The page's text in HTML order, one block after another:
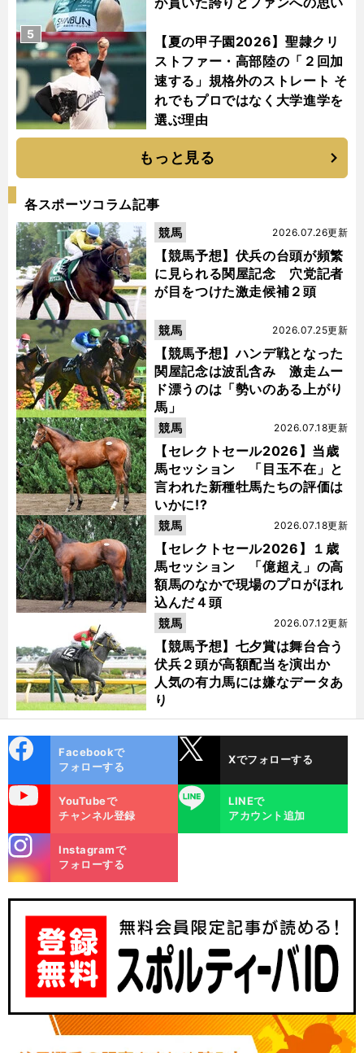
【夏の甲子園2026】聖隷クリ
ストファー・高部陸の「２回加
速する」規格外のストレート そ
れでもプロではなく大学進学を
選ぶ理由
5
もっと見る
各スポーツコラム記事
【競馬予想】伏兵の台頭が頻繁
に見られる関屋記念 穴党記者
が目をつけた激走候補２頭
2026.07.26更新
競馬
【競馬予想】ハンデ戦となった
関屋記念は波乱含み 激走ムー
ド漂うのは「勢いのある上がり
馬」
2026.07.25更新
競馬
【セレクトセール2026】当歳
馬セッション 「目玉不在」と
言われた新種牡馬たちの評価は
いかに!?
2026.07.18更新
競馬
【セレクトセール2026】１歳
馬セッション 「億超え」の高
額馬のなかで現場のプロがほれ
込んだ４頭
2026.07.18更新
競馬
【競馬予想】七夕賞は舞台合う
伏兵２頭が高額配当を演出か
人気の有力馬には嫌なデータあ
り
2026.07.12更新
競馬
ok
Facebookで
フォローする
Xでフォローする
YouTubeで
チャンネル登録
LINE
LINEで
アカウント追加
m
Instagramで
フォローする